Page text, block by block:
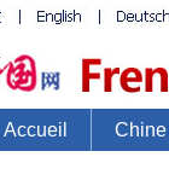
Accueil Chine